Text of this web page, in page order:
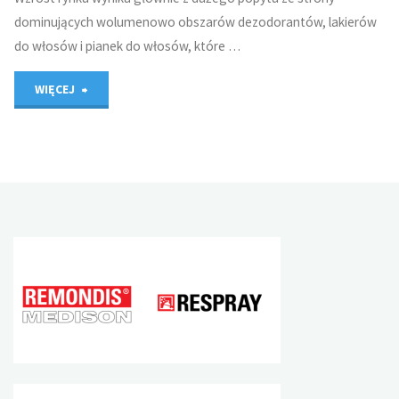
dominujących wolumenowo obszarów dezodorantów, lakierów
do włosów i pianek do włosów, które …
WIĘCEJ
o